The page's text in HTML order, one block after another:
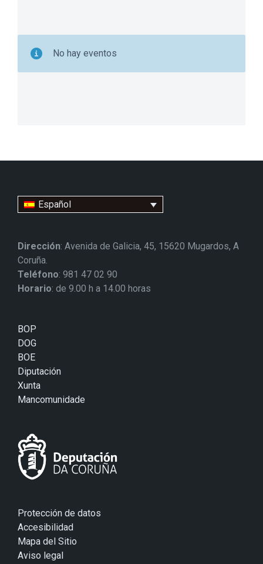
No hay eventos
Español
Dirección: Avenida de Galicia, 45, 15620 Mugardos, A
Coruña.
Teléfono: 981 47 02 90
Horario: de 9.00 h a 14.00 horas
BOP
DOG
BOE
Diputación
Xunta
Mancomunidade
Protección de datos
Accesibilidad
Mapa del Sitio
Aviso legal